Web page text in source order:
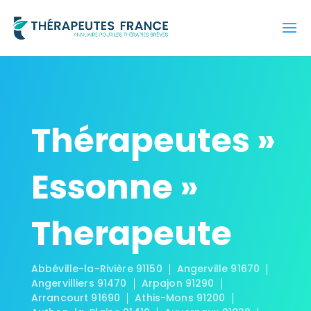
Thérapeutes »
Essonne »
Therapeute
Abbéville-la-Rivière 91150
Angerville 91670
Angervilliers 91470
Arpajon 91290
Arrancourt 91690
Athis-Mons 91200